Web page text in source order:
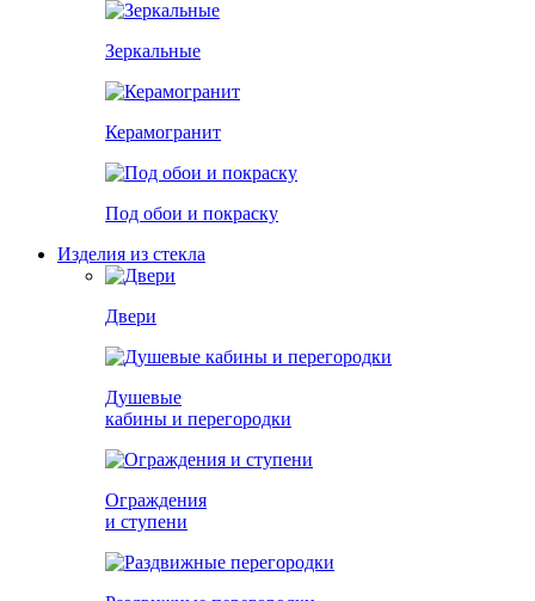
Зеркальные
Керамогранит
Под обои и покраску
Изделия из стекла
Двери
Душевые
кабины и перегородки
Ограждения
и ступени